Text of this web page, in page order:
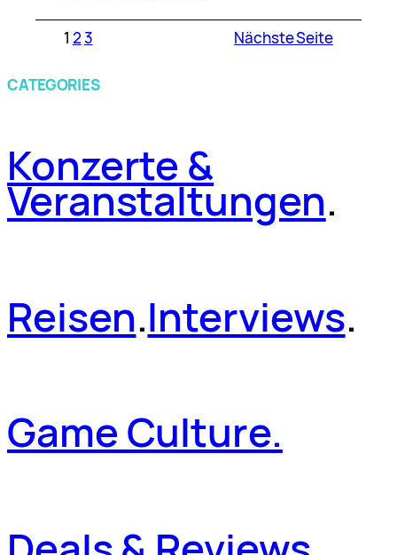
1 23 Nächste Seite
CATEGORIES
Konzerte &
Veranstaltungen.
Reisen.Interviews.
Game Culture.